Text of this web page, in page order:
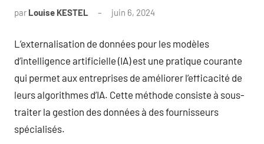
par Louise KESTEL juin 6, 2024
L’externalisation de données pour les modèles
d’intelligence artificielle (IA) est une pratique courante
qui permet aux entreprises de améliorer l’efficacité de
leurs algorithmes d’IA. Cette méthode consiste à sous-
traiter la gestion des données à des fournisseurs
spécialisés.